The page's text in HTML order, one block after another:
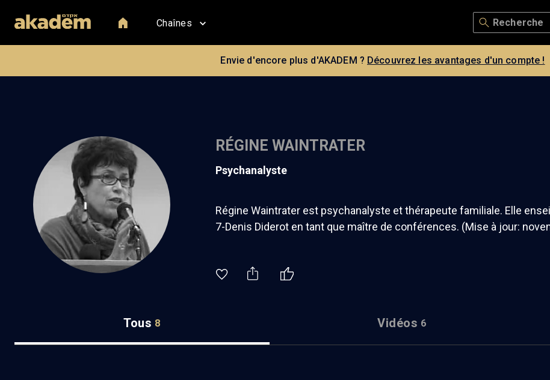
Chaînes
Envie d'encore plus d'AKADEM ? Découvrez les avantages d'un compte !
RÉGINE WAINTRATER
psychanalyste
Régine Waintrater est psychanalyste et thérapeute familiale. Elle
7-Denis Diderot en tant que maître de conférences. (Mise à jour:
Tous 8 Vidéos 6